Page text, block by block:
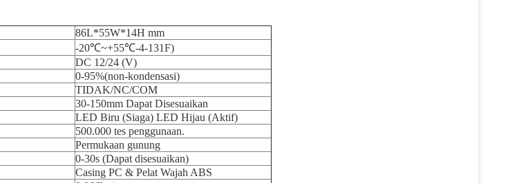
86L*55W*14H mm
-20℃~+55℃-4-131F)
DC 12/24 (V)
0-95%(non-kondensasi)
TIDAK/NC/COM
30-150mm Dapat Disesuaikan
LED Biru (Siaga) LED Hijau (Aktif)
500.000 tes penggunaan.
Permukaan gunung
0-30s (Dapat disesuaikan)
Casing PC & Pelat Wajah ABS